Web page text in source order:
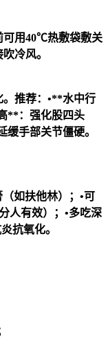
可用40℃热敷袋敷关
冷风。
。推荐：•**水中行
**：强化股四头
手部关节僵硬。
如扶他林）；•可
人有效）；•多吃深
抗氧化。